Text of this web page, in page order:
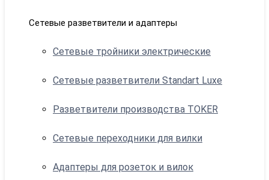
Сетевые разветвители и адаптеры
Сетевые тройники электрические
Сетевые разветвители Standart Luxe
Разветвители производства TOKER
Сетевые переходники для вилки
Адаптеры для розеток и вилок